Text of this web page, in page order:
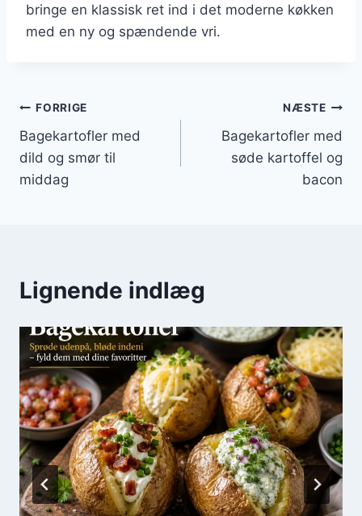
bringe en klassisk ret ind i det moderne køkken
med en ny og spændende vri.
Indlægsnavigation
FORRIGE
Bagekartofler med
dild og smør til
middag
NÆSTE
Bagekartofler med
søde kartoffel og
bacon
Lignende indlæg